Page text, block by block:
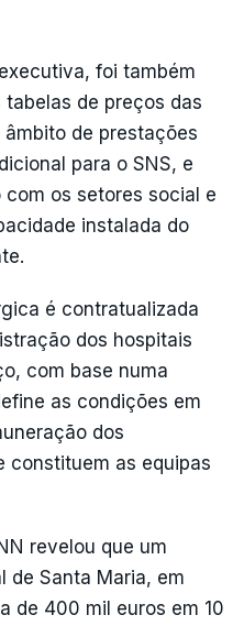
foi também
de preços das
de prestações
para o SNS, e
os setores social e
instalada do
é contratualizada
dos hospitais
com base numa
as condições em
dos
constituem as equipas
revelou que um
de Santa Maria, em
de 400 mil euros em 10